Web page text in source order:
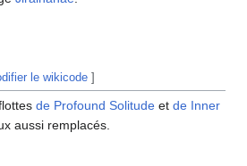
le wikicode ]
de Profound Solitude etde Inner
aussi remplacés.